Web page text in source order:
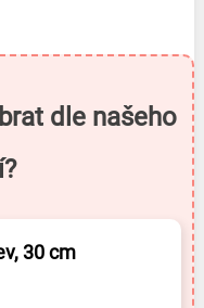
dle našeho
30 cm